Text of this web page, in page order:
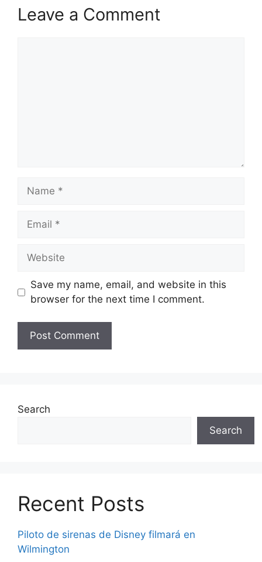
Leave a Comment
Name
Email
Website
Save my name, email, and website in this
browser for the next time I comment.
Search
Search
Recent Posts
Piloto de sirenas de Disney filmará en
Wilmington